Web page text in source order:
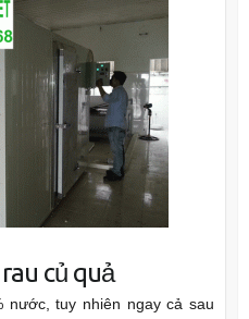
củ quả
nước, tuy nhiên ngay cả sau